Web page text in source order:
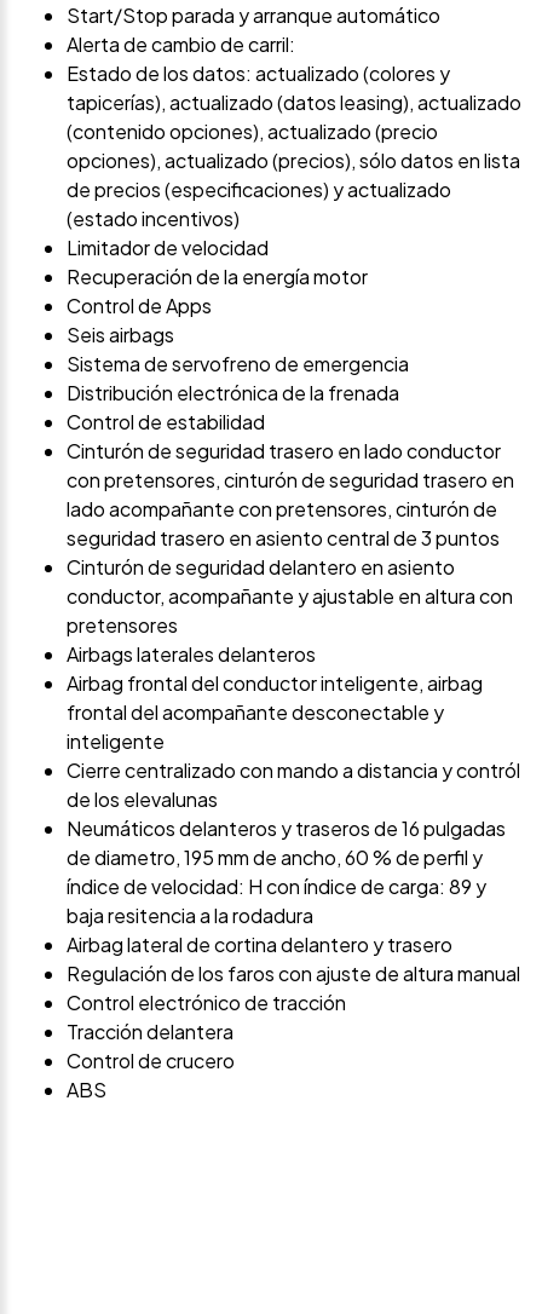
Start/Stop parada y arranque automático
Alerta de cambio de carril:
Estado de los datos: actualizado (colores y
tapicerías), actualizado (datos leasing), actualizado
(contenido opciones), actualizado (precio
opciones), actualizado (precios), sólo datos en lista
de precios (especificaciones) y actualizado
(estado incentivos)
Limitador de velocidad
Recuperación de la energía motor
Control de Apps
Seis airbags
Sistema de servofreno de emergencia
Distribución electrónica de la frenada
Control de estabilidad
Cinturón de seguridad trasero en lado conductor
con pretensores, cinturón de seguridad trasero en
lado acompañante con pretensores, cinturón de
seguridad trasero en asiento central de 3 puntos
Cinturón de seguridad delantero en asiento
conductor, acompañante y ajustable en altura con
pretensores
Airbags laterales delanteros
Airbag frontal del conductor inteligente, airbag
frontal del acompañante desconectable y
inteligente
Cierre centralizado con mando a distancia y contról
de los elevalunas
Neumáticos delanteros y traseros de 16 pulgadas
de diametro, 195 mm de ancho, 60 % de perfil y
índice de velocidad: H con índice de carga: 89 y
baja resitencia a la rodadura
Airbag lateral de cortina delantero y trasero
Regulación de los faros con ajuste de altura manual
Control electrónico de tracción
Tracción delantera
Control de crucero
ABS